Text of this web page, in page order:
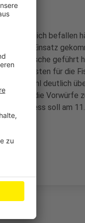
den Teich befallen
zum Einsatz
der Fische geführt
die Kosten für die
wohl deutlich
weist die Vorwürfe
Prozess soll am